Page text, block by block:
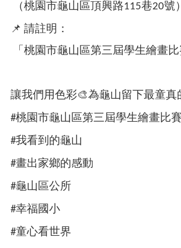
（桃園市龜山區頂興路115巷20號）
📌 請註明：
「桃園市龜山區第三屆學生繪畫比
讓我們用色彩🎨為龜山留下最童真
#桃園市龜山區第三屆學生繪畫比賽
#我看到的龜山
#畫出家鄉的感動
#龜山區公所
#幸福國小
#童心看世界